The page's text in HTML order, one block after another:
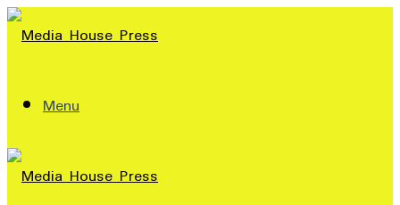
Menu